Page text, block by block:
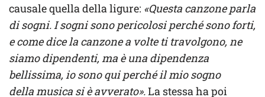
causale quella della ligure: «Questa canzone parla
di sogni. I sogni sono pericolosi perché sono forti,
e come dice la canzone a volte ti travolgono, ne
siamo dipendenti, ma è una dipendenza
bellissima, io sono qui perché il mio sogno
della musica si è avverato».La stessa ha poi